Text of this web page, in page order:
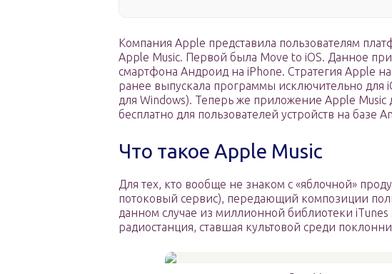
Компания Apple представила пользователям
Apple Music. Первой была Move to iOS. Данное
смартфона Андроид на iPhone. Стратегия Apple
ранее выпускала программы исключительно для
для Windows). Теперь же приложение Apple Music
бесплатно для пользователей устройств на базе
Что такое Apple Music
Для тех, кто вообще не знаком с «яблочной»
потоковый сервис), передающий композиции
данном случае из миллионной библиотеки
радиостанция, ставшая культовой среди